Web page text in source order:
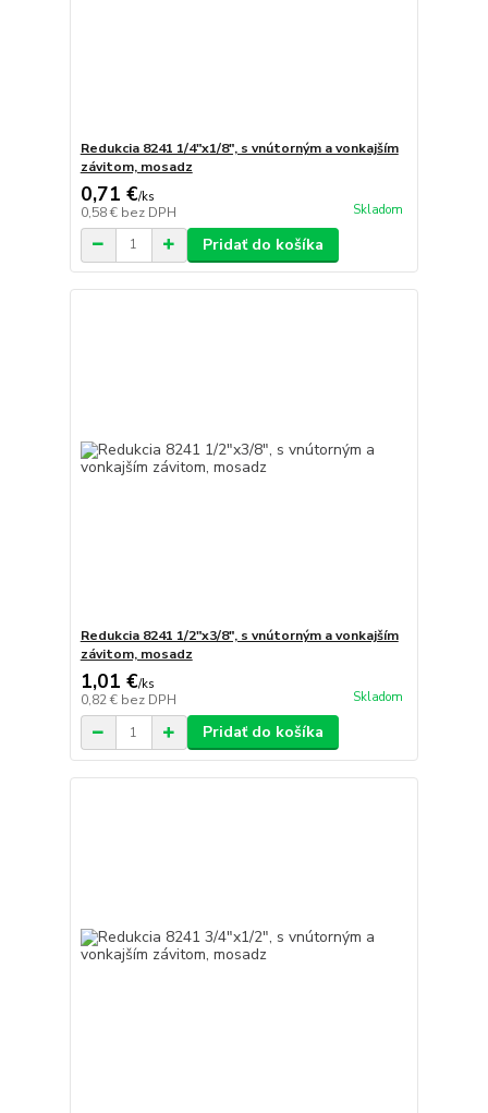
Redukcia 8241 1/4"x1/8", s vnútorným a vonkajším
závitom, mosadz
0,71 €/ks
0,58 € bez DPH Skladom
Pridať do košíka
Redukcia 8241 1/2"x3/8", s vnútorným a vonkajším
závitom, mosadz
1,01 €/ks
0,82 € bez DPH Skladom
Pridať do košíka